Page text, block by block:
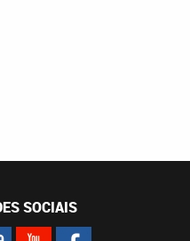
SOCIAIS